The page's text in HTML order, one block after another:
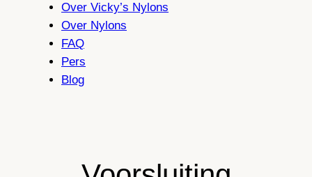
Over Vicky’s Nylons
Over Nylons
FAQ
Pers
Blog